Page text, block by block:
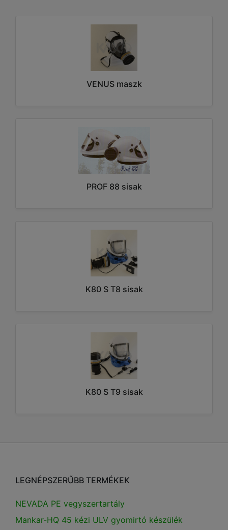
VENUS maszk
PROF 88 sisak
K80 S T8 sisak
K80 S T9 sisak
LEGNÉPSZERŰBB TERMÉKEK
NEVADA PE vegyszertartály
Mankar-HQ 45 kézi ULV gyomirtó készülék